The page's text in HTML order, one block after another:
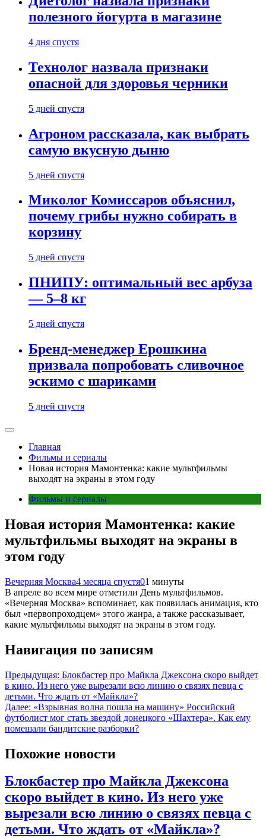
полезного йогурта в магазине
4 дня спустя
Технолог назвала признаки
опасной для здоровья черники
5 дней спустя
Агроном рассказала, как выбрать
самую вкусную дыню
5 дней спустя
Миколог Комиссаров объяснил,
почему грибы нужно собирать в
корзину
5 дней спустя
ПНИПУ: оптимальный вес арбуза
— 5–8 кг
5 дней спустя
Бренд-менеджер Ерошкина
призвала попробовать сливочное
эскимо с шариками
5 дней спустя
Главная
Фильмы и сериалы
Новая история Мамонтенка: какие мультфильмы
выходят на экраны в этом году
Фильмы и сериалы
Новая история Мамонтенка: какие
мультфильмы выходят на экраны в
этом году
Вечерняя Москва4 месяца спустя01 минуты
В апреле во всем мире отметили День мультфильмов.
«Вечерняя Москва» вспоминает, как появилась анимация, кто
был «первопроходцем» этого жанра, а также рассказывает,
какие мультфильмы выходят на экраны в этом году.
Навигация по записям
Предыдущая: Блокбастер про Майкла Джексона скоро выйдет
в кино. Из него уже вырезали всю линию о связях певца с
детьми. Что ждать от «Майкла»?
Далее: «Взрывная волна пошла на машину» Российский
футболист мог стать звездой донецкого «Шахтера». Как ему
помешали бандитские разборки?
Похожие новости
Блокбастер про Майкла Джексона
скоро выйдет в кино. Из него уже
вырезали всю линию о связях певца с
детьми. Что ждать от «Майкла»?